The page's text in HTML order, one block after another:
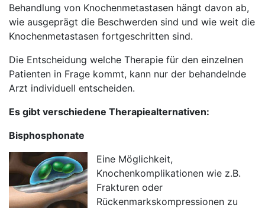
Behandlung von Knochenmetastasen hängt davon ab,
wie ausgeprägt die Beschwerden sind und wie weit die
Knochenmetastasen fortgeschritten sind.
Die Entscheidung welche Therapie für den einzelnen
Patienten in Frage kommt, kann nur der behandelnde
Arzt individuell entscheiden.
Es gibt verschiedene Therapiealternativen:
Bisphosphonate
Eine Möglichkeit,
Knochenkomplikationen wie z.B.
Frakturen oder
Rückenmarkskompressionen zu